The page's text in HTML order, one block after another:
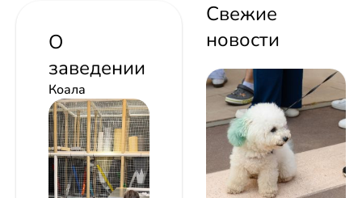
О
заведении
Коала
Свежие
новости